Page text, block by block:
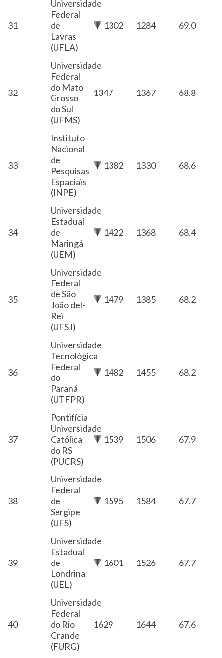
31
Universidade
Federal
de
Lavras
(UFLA)
🔻 1302 1284 69.0
32
Universidade
Federal
do Mato
Grosso
do Sul
(UFMS)
1347 1367 68.8
33
Instituto
Nacional
de
Pesquisas
Espaciais
(INPE)
🔻 1382 1330 68.6
34
Universidade
Estadual
de
Maringá
(UEM)
🔻 1422 1368 68.4
35
Universidade
Federal
de São
João del-
Rei
(UFSJ)
🔻 1479 1385 68.2
36
Universidade
Tecnológica
Federal
do
Paraná
(UTFPR)
🔻 1482 1455 68.2
37
Pontifícia
Universidade
Católica
do RS
(PUCRS)
🔻 1539 1506 67.9
38
Universidade
Federal
de
Sergipe
(UFS)
🔻 1595 1584 67.7
39
Universidade
Estadual
de
Londrina
(UEL)
🔻 1601 1526 67.7
40
Universidade
Federal
do Rio
Grande
(FURG)
1629 1644 67.6